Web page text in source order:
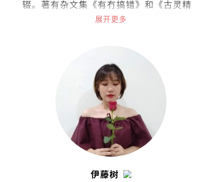
辍。著有杂文集《有冇搞错》和《古灵精
展开更多
伊藤树